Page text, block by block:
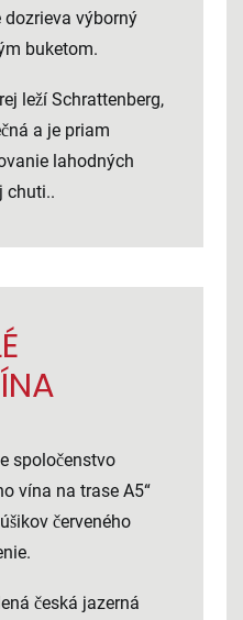
dozrieva výborný
buketom.
leží Schrattenberg,
a je priam
lahodných
chuti..
spoločenstvo
vína na trase A5“
červeného
česká jazerná